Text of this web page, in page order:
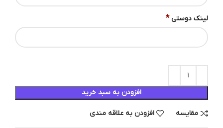
لینک دوستی *
افزودن به سبد خرید
مقایسه افزودن به علاقه مندی